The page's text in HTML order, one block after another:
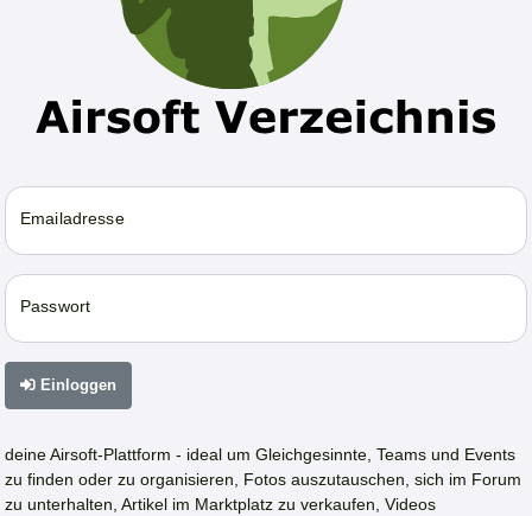
Emailadresse
Passwort
Einloggen
deine Airsoft-Plattform - ideal um Gleichgesinnte, Teams und Events
zu finden oder zu organisieren, Fotos auszutauschen, sich im Forum
zu unterhalten, Artikel im Marktplatz zu verkaufen, Videos